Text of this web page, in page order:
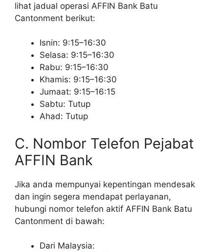
lihat jadual operasi AFFIN Bank Batu
Cantonment berikut:
Isnin: 9:15–16:30
Selasa: 9:15–16:30
Rabu: 9:15–16:30
Khamis: 9:15–16:30
Jumaat: 9:15–16:15
Sabtu: Tutup
Ahad: Tutup
C. Nombor Telefon Pejabat
AFFIN Bank
Jika anda mempunyai kepentingan mendesak
dan ingin segera mendapat perlayanan,
hubungi nomor telefon aktif AFFIN Bank Batu
Cantonment di bawah:
Dari Malaysia: